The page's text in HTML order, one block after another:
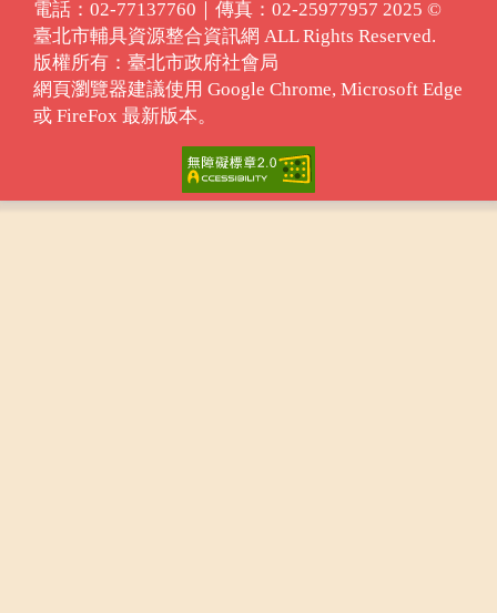
電話：02-77137760｜傳真：02-25977957 2025 ©
臺北市輔具資源整合資訊網 ALL Rights Reserved.
版權所有：臺北市政府社會局
網頁瀏覽器建議使用 Google Chrome, Microsoft Edge
或 FireFox 最新版本。